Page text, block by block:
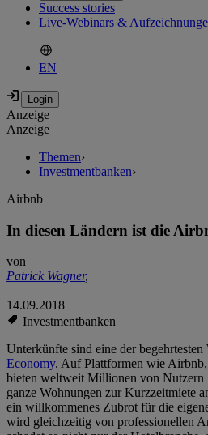
Success stories
Live-Webinars &
EN
Anzeige
Anzeige
Themen›
Investmentbanken›
Airbnb
In diesen Ländern ist die
von
Patrick Wagner,
14.09.2018
Investmentbanken
Unterkünfte sind eine der begehrtesten
Economy. Auf Plattformen wie
bieten weltweit Millionen von Nutzern
ganze Wohnungen zur Kurzzeitmiete
ein willkommenes Zubrot für die
wird gleichzeitig von professionellen